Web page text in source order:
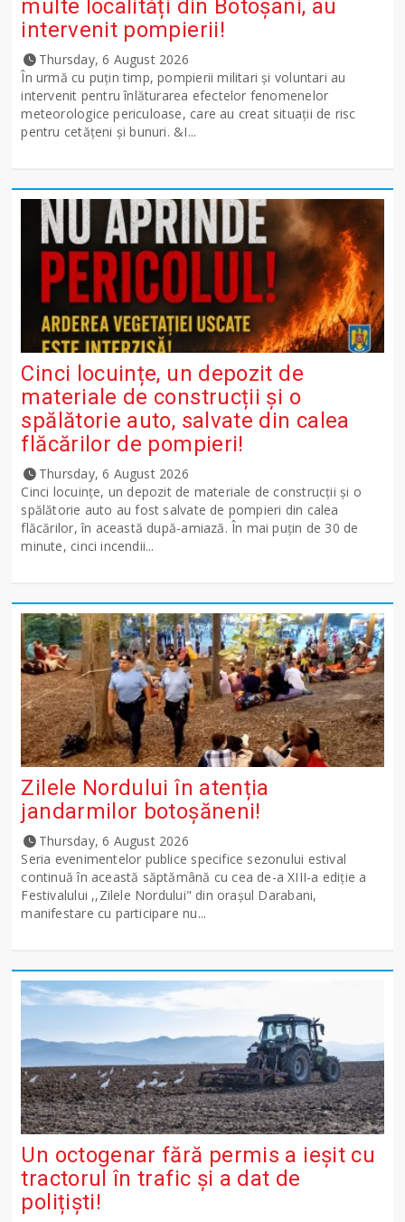
multe localități din Botoșani, au
intervenit pompierii!
Thursday, 6 August 2026
În urmă cu puțin timp, pompierii militari și voluntari au
intervenit pentru înlăturarea efectelor fenomenelor
meteorologice periculoase, care au creat situații de risc
pentru cetățeni și bunuri. &I...
Cinci locuințe, un depozit de
materiale de construcții și o
spălătorie auto, salvate din calea
flăcărilor de pompieri!
Thursday, 6 August 2026
Cinci locuințe, un depozit de materiale de construcții și o
spălătorie auto au fost salvate de pompieri din calea
flăcărilor, în această după-amiază. În mai puțin de 30 de
minute, cinci incendii...
Zilele Nordului în atenția
jandarmilor botoșăneni!
Thursday, 6 August 2026
Seria evenimentelor publice specifice sezonului estival
continuă în această săptămână cu cea de-a XIII-a ediție a
Festivalului ,,Zilele Nordului" din orașul Darabani,
manifestare cu participare nu...
Un octogenar fără permis a ieșit cu
tractorul în trafic și a dat de
polițiști!